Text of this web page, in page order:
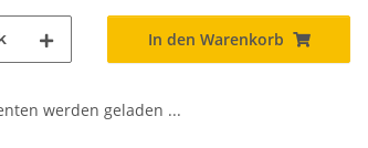
In den Warenkorb
werden geladen ...